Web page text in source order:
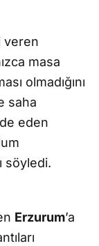
veren
masa
olmadığını
saha
eden
söyledi.
Erzurum’a